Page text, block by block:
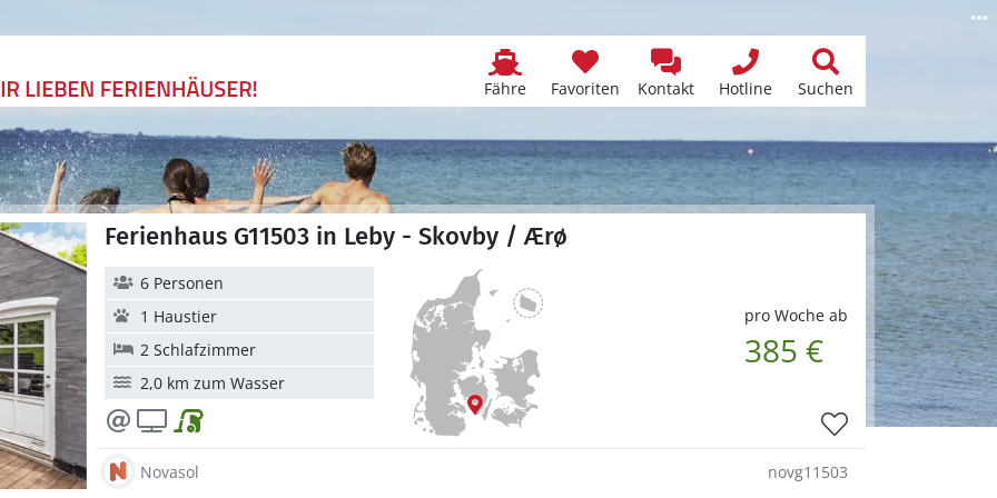
Fähre Favoriten Kontakt Hotline Suchen
Ferienhaus G11503 in Leby - Skovby / Ærø
pro Woche ab
385 €
6 Personen
1 Haustier
2 Schlafzimmer
2,0 km zum Wasser
Novasol novg11503